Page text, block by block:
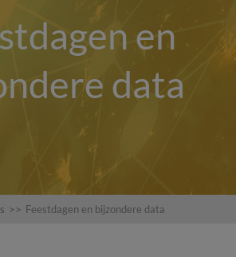
en
data
>> Feestdagen en bijzondere data